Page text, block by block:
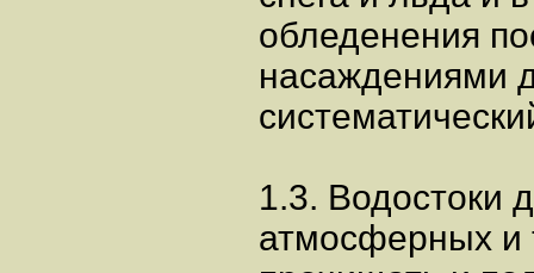
обледенения
насаждениями
1.3. Водостоки
атмосферных и